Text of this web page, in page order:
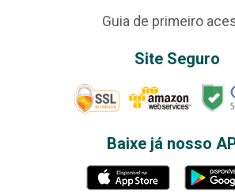
Guia de primeiro
Site Seguro
Baixe já nosso